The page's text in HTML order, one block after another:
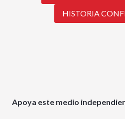
HISTORIA
Apoya este medio